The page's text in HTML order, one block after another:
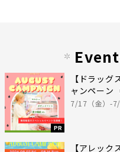
PR
【ドラッ
ャンペーン
7/17（金）-7/
【アレッ